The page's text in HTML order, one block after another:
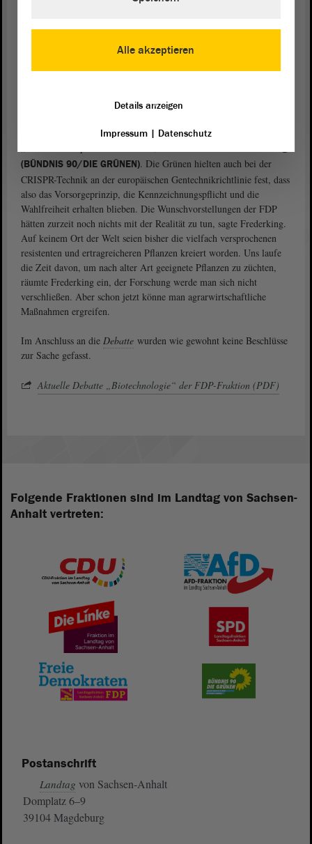
natürlichem Wege hätten entstehen können. Bleibe die
„Uns läuft die Zeit davon“
Die FDP spreche von „grüner Biotechnologie“, um nicht von
(BÜNDNIS 90/DIE GRÜNEN). Die Grünen hielten auch bei der
CRISPR-Technik an der europäischen Gentechnikrichtlinie fest, dass
also das Vorsorgeprinzip, die Kennzeichnungspflicht und die
Wahlfreiheit erhalten blieben. Die Wunschvorstellungen der FDP
hätten zurzeit noch nichts mit der Realität zu tun, sagte Frederking.
Auf keinem Ort der Welt seien bisher die vielfach versprochenen
resistenten und ertragreicheren Pflanzen kreiert worden. Uns laufe
die Zeit davon, um nach alter Art geeignete Pflanzen zu züchten,
räumte Frederking ein, der Forschung werde man sich nicht
verschließen. Aber schon jetzt könne man agrarwirtschaftliche
Maßnahmen ergreifen.
Im Anschluss an die Debatte wurden wie gewohnt keine Beschlüsse
zur Sache gefasst.
Aktuelle Debatte „Biotechnologie“ der FDP-Fraktion (PDF)
Folgende Fraktionen sind im Landtag von Sachsen-
Anhalt vertreten:
Postanschrift
Landtag von Sachsen-Anhalt
Domplatz 6–9
39104 Magdeburg
Alle akzeptieren
Details anzeigen
Impressum| Datenschutz